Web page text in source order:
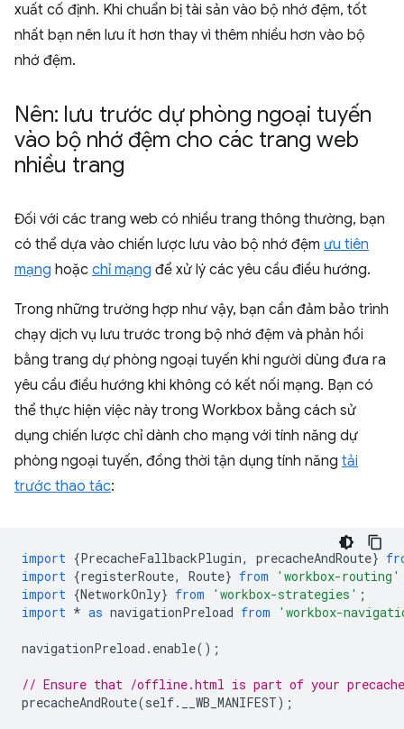
xuất cố định. Khi chuẩn bị tài sản vào bộ nhớ đệm, tốt
nhất bạn nên lưu ít hơn thay vì thêm nhiều hơn vào bộ
nhớ đệm.
Nên: lưu trước dự phòng ngoại tuyến
vào bộ nhớ đệm cho các trang web
nhiều trang
Đối với các trang web có nhiều trang thông thường, bạn
có thể dựa vào chiến lược lưu vào bộ nhớ đệm ưu tiên
mạng hoặc chỉ mạng để xử lý các yêu cầu điều hướng.
Trong những trường hợp như vậy, bạn cần đảm bảo trình
chạy dịch vụ lưu trước trong bộ nhớ đệm và phản hồi
bằng trang dự phòng ngoại tuyến khi người dùng đưa ra
yêu cầu điều hướng khi không có kết nối mạng. Bạn có
thể thực hiện việc này trong Workbox bằng cách sử
dụng chiến lược chỉ dành cho mạng với tính năng dự
phòng ngoại tuyến, đồng thời tận dụng tính năng tải
trước thao tác:
import {PrecacheFallbackPlugin, precacheAndRoute}
import {registerRoute, Route} from 'workbox-routing'
import {NetworkOnly} from 'workbox-strategies' ;
import * as navigationPreload from 'workbox-
navigationPreload . enable();
// Ensure that /offline.html is part of your
precacheAndRoute(self. __WB_MANIFEST);